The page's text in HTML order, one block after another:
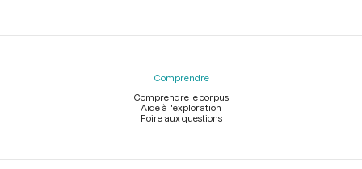
Comprendre
Comprendre le corpus
Aide à l'exploration
Foire aux questions